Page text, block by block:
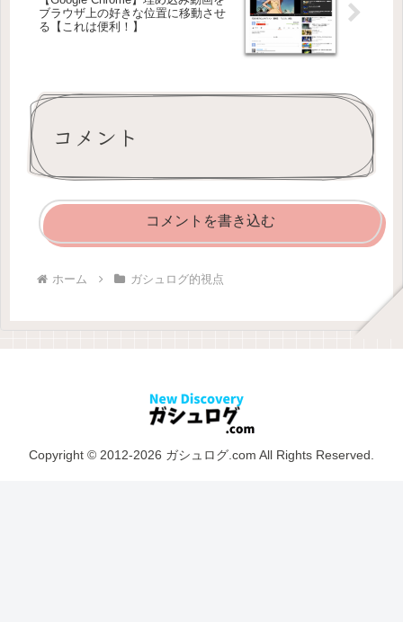
ブラウザ上の好きな位置に移動させ
る【これは便利！】
コメント
コメントを書き込む
ホーム ガシュログ的視点
Copyright © 2012-2026 ガシュログ.com All Rights Reserved.